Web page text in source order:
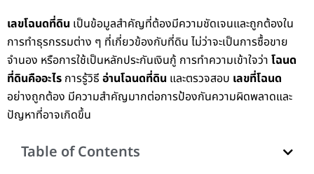
เลขโฉนดที่ดิน เป็นข้อมูลสำคัญที่ต้องมีความชัดเจนและถูกต้องใน
การทำธุรกรรมต่าง ๆ ที่เกี่ยวข้องกับที่ดิน ไม่ว่าจะเป็นการซื้อขาย
จำนอง หรือการใช้เป็นหลักประกันเงินกู้ การทำความเข้าใจว่า โฉนด
ที่ดินคืออะไร การรู้วิธี อ่านโฉนดที่ดิน และตรวจสอบ เลขที่โฉนด
อย่างถูกต้อง มีความสำคัญมากต่อการป้องกันความผิดพลาดและ
ปัญหาที่อาจเกิดขึ้น
Table of Contents